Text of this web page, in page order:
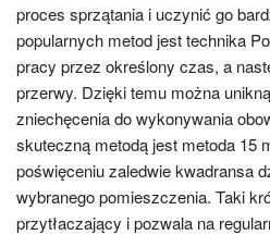
proces sprzątania i uczynić go
popularnych metod jest technika
pracy przez określony czas, a
przerwy. Dzięki temu można
zniechęcenia do wykonywania
skuteczną metodą jest metoda 15
poświęceniu zaledwie kwadransa
wybranego pomieszczenia. Taki
przytłaczający i pozwala na